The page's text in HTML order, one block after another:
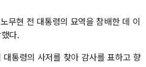
무현 전 대통령의 묘역을 참배한 데 이
다.
통령의 사저를 찾아 감사를 표하고 향